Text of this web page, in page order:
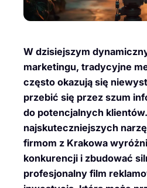
W dzisiejszym
marketingu, tradycyjne
często okazują się
przebić się przez szum
do potencjalnych
najskuteczniejszych
firmom z Krakowa
konkurencji i zbudować
profesjonalny film